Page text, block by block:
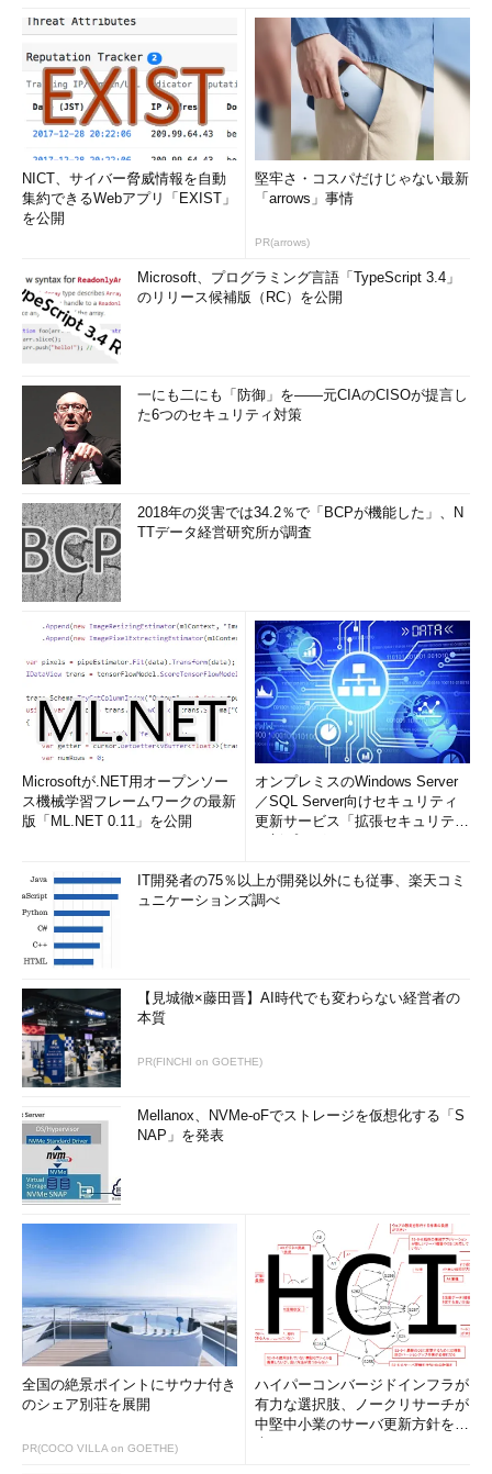
NICT、サイバー脅威情報を自動
集約できるWebアプリ「EXIST」
を公開
堅牢さ・コスパだけじゃない最新
「arrows」事情
PR(arrows)
Microsoft、プログラミング言語「TypeScript 3.4」
のリリース候補版（RC）を公開
一にも二にも「防御」を――元CIAのCISOが提言し
た6つのセキュリティ対策
2018年の災害では34.2％で「BCPが機能した」、N
TTデータ経営研究所が調査
Microsoftが.NET用オープンソー
ス機械学習フレームワークの最新
版「ML.NET 0.11」を公開
オンプレミスのWindows Server
／SQL Server向けセキュリティ
更新サービス「拡張セキュリティ
IT開発者の75％以上が開発以外にも従事、楽天コミ
ュニケーションズ調べ
【見城徹×藤田晋】AI時代でも変わらない経営者の
本質
PR(FINCHI on GOETHE)
Mellanox、NVMe-oFでストレージを仮想化する「S
NAP」を発表
全国の絶景ポイントにサウナ付き
のシェア別荘を展開
PR(COCO VILLA on GOETHE)
ハイパーコンバージドインフラが
有力な選択肢、ノークリサーチが
中堅中小業のサーバ更新方針を調